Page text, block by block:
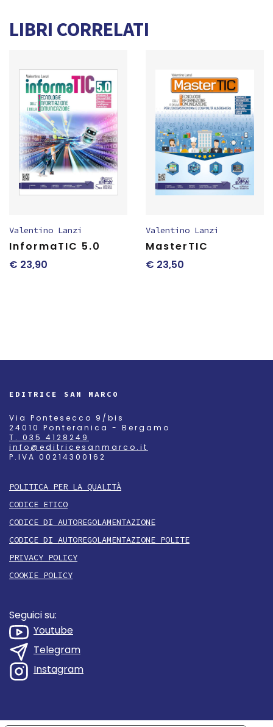
LIBRI CORRELATI
Valentino Lanzi
InformaTIC 5.0
€ 23,90
Valentino Lanzi
MasterTIC
€ 23,50
EDITRICE SAN MARCO
Via Pontesecco 9/bis
24010 Ponteranica - Bergamo
T. 035 4128249
info@editricesanmarco.it
P.IVA 00214300162
POLITICA PER LA QUALITÀ
CODICE ETICO
CODICE DI AUTOREGOLAMENTAZIONE
CODICE DI AUTOREGOLAMENTAZIONE POLITE
PRIVACY POLICY
COOKIE POLICY
Seguici su:
Youtube
Telegram
Instagram